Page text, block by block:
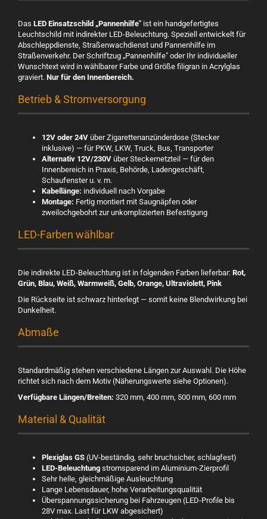
Das LED Einsatzschild „Pannenhilfe" ist ein handgefertigtes
Leuchtschild mit indirekter LED-Beleuchtung. Speziell entwickelt für
Abschleppdienste, Straßenwachdienst und Pannenhilfe im
Straßenverkehr. Der Schriftzug „Pannenhilfe" oder Ihr individueller
Wunschtext wird in wählbarer Farbe und Größe filigran in Acrylglas
graviert. Nur für den Innenbereich.
Betrieb & Stromversorgung
12V oder 24V über Zigarettenanzünderdose (Stecker
inklusive) — für PKW, LKW, Truck, Bus, Transporter
Alternativ 12V/230V über Steckernetzteil — für den
Innenbereich in Praxis, Behörde, Ladengeschäft,
Schaufenster u. v. m.
Kabellänge: individuell nach Vorgabe
Montage: Fertig montiert mit Saugnäpfen oder
zweilochgebohrt zur unkomplizierten Befestigung
LED-Farben wählbar
Die indirekte LED-Beleuchtung ist in folgenden Farben lieferbar: Rot,
Grün, Blau, Weiß, Warmweiß, Gelb, Orange, Ultraviolett, Pink
Die Rückseite ist schwarz hinterlegt — somit keine Blendwirkung bei
Dunkelheit.
Abmaße
Standardmäßig stehen verschiedene Längen zur Auswahl. Die Höhe
richtet sich nach dem Motiv (Näherungswerte siehe Optionen).
Verfügbare Längen/Breiten: 320 mm, 400 mm, 500 mm, 600 mm
Material & Qualität
Plexiglas GS (UV-beständig, sehr bruchsicher, schlagfest)
LED-Beleuchtung stromsparend im Aluminium-Zierprofil
Sehr helle, gleichmäßige Ausleuchtung
Lange Lebensdauer, hohe Verarbeitungsqualität
Überspannungssicherung bei Fahrzeugen (LED-Profile bis
28V max. Last für LKW abgesichert)